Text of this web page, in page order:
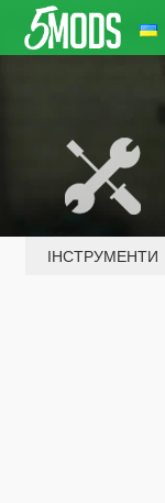
ІНСТРУМЕНТИ